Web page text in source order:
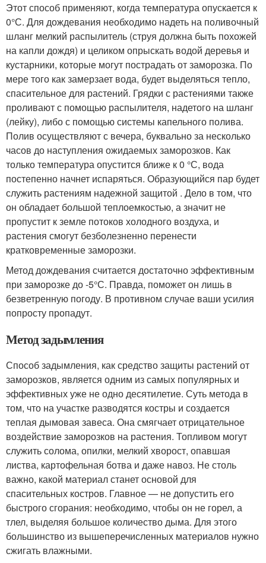
Этот способ применяют, когда температура опускается к
0°С. Для дождевания необходимо надеть на поливочный
шланг мелкий распылитель (струя должна быть похожей
на капли дождя) и целиком опрыскать водой деревья и
кустарники, которые могут пострадать от заморозка. По
мере того как замерзает вода, будет выделяться тепло,
спасительное для растений. Грядки с растениями также
проливают с помощью распылителя, надетого на шланг
(лейку), либо с помощью системы капельного полива.
Полив осуществляют с вечера, буквально за несколько
часов до наступления ожидаемых заморозков. Как
только температура опустится ближе к 0 °С, вода
постепенно начнет испаряться. Образующийся пар будет
служить растениям надежной защитой . Дело в том, что
он обладает большой теплоемкостью, а значит не
пропустит к земле потоков холодного воздуха, и
растения смогут безболезненно перенести
кратковременные заморозки.
Метод дождевания считается достаточно эффективным
при заморозке до -5°С. Правда, поможет он лишь в
безветренную погоду. В противном случае ваши усилия
попросту пропадут.
Метод задымления
Способ задымления, как средство защиты растений от
заморозков, является одним из самых популярных и
эффективных уже не одно десятилетие. Суть метода в
том, что на участке разводятся костры и создается
теплая дымовая завеса. Она смягчает отрицательное
воздействие заморозков на растения. Топливом могут
служить солома, опилки, мелкий хворост, опавшая
листва, картофельная ботва и даже навоз. Не столь
важно, какой материал станет основой для
спасительных костров. Главное — не допустить его
быстрого сгорания: необходимо, чтобы он не горел, а
тлел, выделяя большое количество дыма. Для этого
большинство из вышеперечисленных материалов нужно
сжигать влажными.